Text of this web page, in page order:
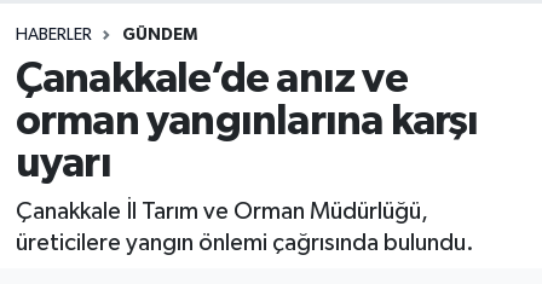
HABERLER GÜNDEM
Çanakkale’de anız ve
orman yangınlarına karşı
uyarı
Çanakkale İl Tarım ve Orman Müdürlüğü,
üreticilere yangın önlemi çağrısında bulundu.